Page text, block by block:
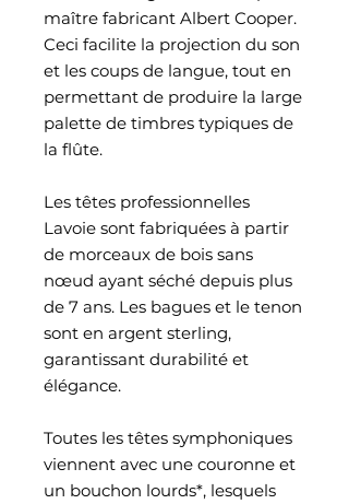
maître fabricant Albert Cooper.
Ceci facilite la projection du son
et les coups de langue, tout en
permettant de produire la large
palette de timbres typiques de
la flûte.
Les têtes professionnelles
Lavoie sont fabriquées à partir
de morceaux de bois sans
nœud ayant séché depuis plus
de 7 ans. Les bagues et le tenon
sont en argent sterling,
garantissant durabilité et
élégance.
Toutes les têtes symphoniques
viennent avec une couronne et
un bouchon lourds*, lesquels